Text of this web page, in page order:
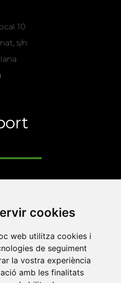
cookies
web utilitza cookies i
de seguiment
la vostra experiència
amb les finalitats
10
s/n